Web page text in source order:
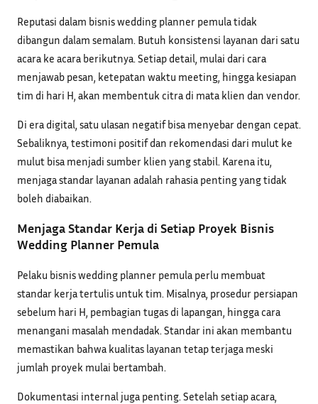
Reputasi dalam bisnis wedding planner pemula tidak
dibangun dalam semalam. Butuh konsistensi layanan dari satu
acara ke acara berikutnya. Setiap detail, mulai dari cara
menjawab pesan, ketepatan waktu meeting, hingga kesiapan
tim di hari H, akan membentuk citra di mata klien dan vendor.
Di era digital, satu ulasan negatif bisa menyebar dengan cepat.
Sebaliknya, testimoni positif dan rekomendasi dari mulut ke
mulut bisa menjadi sumber klien yang stabil. Karena itu,
menjaga standar layanan adalah rahasia penting yang tidak
boleh diabaikan.
Menjaga Standar Kerja di Setiap Proyek Bisnis
Wedding Planner Pemula
Pelaku bisnis wedding planner pemula perlu membuat
standar kerja tertulis untuk tim. Misalnya, prosedur persiapan
sebelum hari H, pembagian tugas di lapangan, hingga cara
menangani masalah mendadak. Standar ini akan membantu
memastikan bahwa kualitas layanan tetap terjaga meski
jumlah proyek mulai bertambah.
Dokumentasi internal juga penting. Setelah setiap acara,